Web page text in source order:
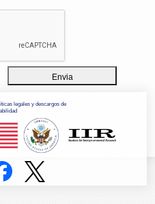
Envia
legales y descargos de